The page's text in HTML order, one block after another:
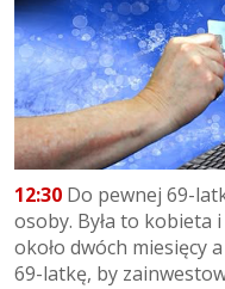
12:30 Do pewnej 69-
osoby. Była to kobieta
około dwóch miesięcy
69-latkę, by